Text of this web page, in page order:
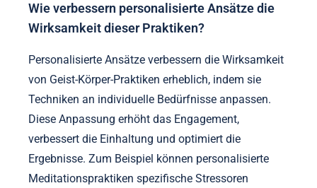
Wie verbessern personalisierte Ansätze die
Wirksamkeit dieser Praktiken?
Personalisierte Ansätze verbessern die Wirksamkeit
von Geist-Körper-Praktiken erheblich, indem sie
Techniken an individuelle Bedürfnisse anpassen.
Diese Anpassung erhöht das Engagement,
verbessert die Einhaltung und optimiert die
Ergebnisse. Zum Beispiel können personalisierte
Meditationspraktiken spezifische Stressoren